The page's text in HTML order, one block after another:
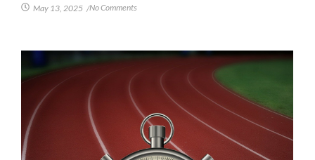
May 13, 2025 /No Comments